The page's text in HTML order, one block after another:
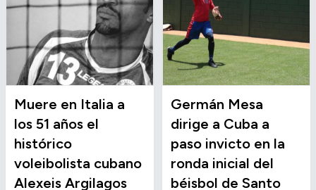
Muere en Italia a
los 51 años el
histórico
voleibolista cubano
Alexeis Argilagos
Germán Mesa
dirige a Cuba a
paso invicto en la
ronda inicial del
béisbol de Santo